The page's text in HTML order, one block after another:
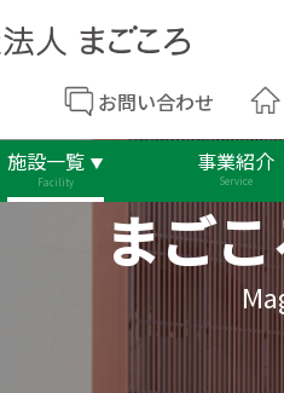
お問い合わせ
施設一覧
Facility
事業紹介
Service
まご